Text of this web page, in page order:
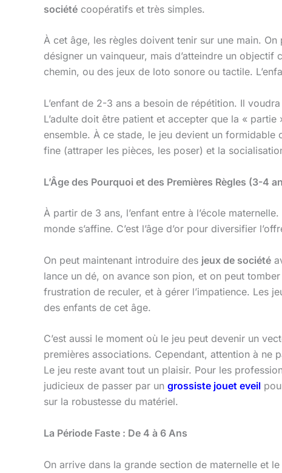
société coopératifs et très simples.
À cet âge, les règles doivent tenir sur une main.
désigner un vainqueur, mais d’atteindre un
chemin, ou des jeux de loto sonore ou tactile.
L’enfant de 2-3 ans a besoin de répétition. Il
L’adulte doit être patient et accepter que la «
ensemble. À ce stade, le jeu devient un formidable
fine (attraper les pièces, les poser) et la
L’Âge des Pourquoi et des Premières Règles (3-4
À partir de 3 ans, l’enfant entre à l’école
monde s’affine. C’est l’âge d’or pour diversifier
On peut maintenant introduire des jeux de société
lance un dé, on avance son pion, et on peut
frustration de reculer, et à gérer l’impatience. Les
des enfants de cet âge.
C’est aussi le moment où le jeu peut devenir un
premières associations. Cependant, attention à ne
Le jeu reste avant tout un plaisir. Pour les
judicieux de passer par un grossiste jouet eveil
sur la robustesse du matériel.
La Période Faste : De 4 à 6 Ans
On arrive dans la grande section de maternelle et